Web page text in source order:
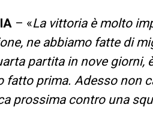
– «La vittoria è molto
ne abbiamo fatte di
partita in nove giorni,
fatto prima. Adesso non
prossima contro una